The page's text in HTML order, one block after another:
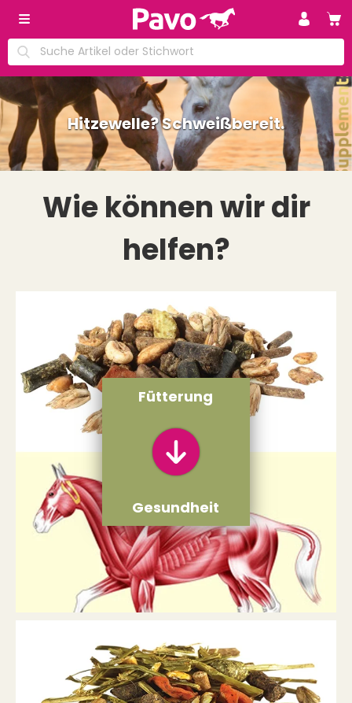
Hitzewelle? Schweißbereit.
Wie können wir dir
helfen?
Fütterung
Gesundheit